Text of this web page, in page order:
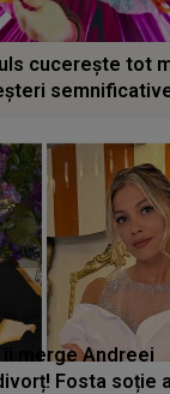
cucerește tot
îi merge Andreei
Fosta soție a